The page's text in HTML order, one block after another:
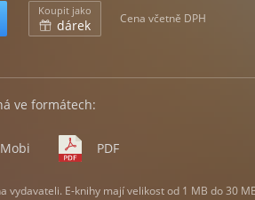
Koupit jako
dárek Cena včetně DPH
ve formátech:
Mobi PDF
vydavateli. E-knihy mají velikost od 1 MB do 30